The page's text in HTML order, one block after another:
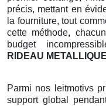
précis, mettant en
la fourniture, tout
cette méthode,
budget
RIDEAU METALLIQUE
Parmi nos leitmotivs
support global